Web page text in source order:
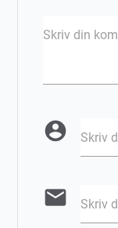
Skriv din
account_circle Skriv
email Skriv